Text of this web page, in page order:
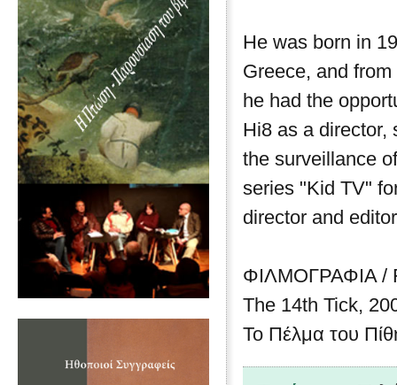
He was born in
Greece, and
he had the
Hi8 as a director,
the surveillance
series "Kid TV"
director and
ΦΙΛΜΟΓΡΑΦΙΑ /
The 14th Tick,
Το Πέλμα του